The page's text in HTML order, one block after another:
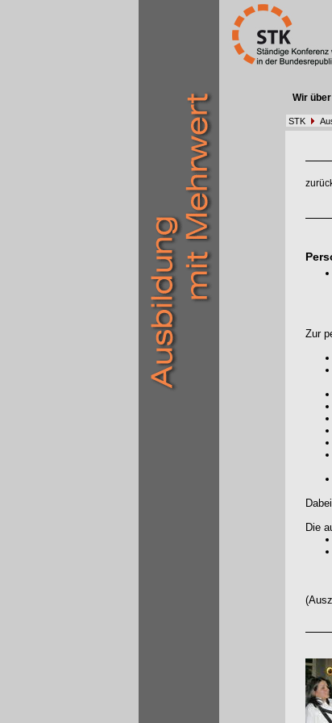
Wir
STK
Zur
Die